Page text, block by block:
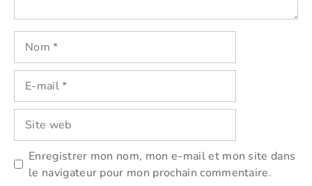
Nom
mail
Site
web
Enregistrer mon nom, mon e-mail et mon site dans
le navigateur pour mon prochain commentaire.